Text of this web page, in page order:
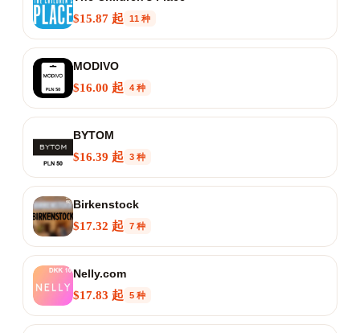
$15.87 起
11 种
MODIVO
$16.00 起
4 种
BYTOM
$16.39 起
3 种
Birkenstock
$17.32 起
7 种
Nelly.com
$17.83 起
5 种